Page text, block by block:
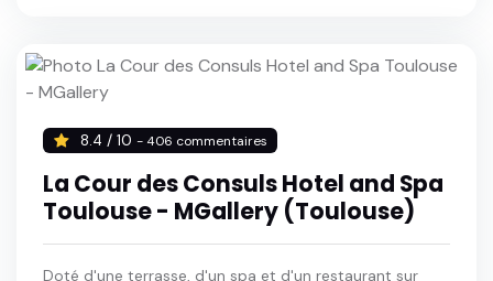
8.4 / 10 - 406 commentaires
La Cour des Consuls Hotel and Spa
Toulouse - MGallery (Toulouse)
Doté d'une terrasse, d'un spa et d'un restaurant sur